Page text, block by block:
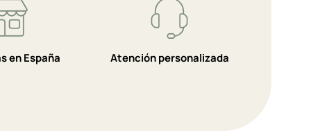
en España Atención personalizada